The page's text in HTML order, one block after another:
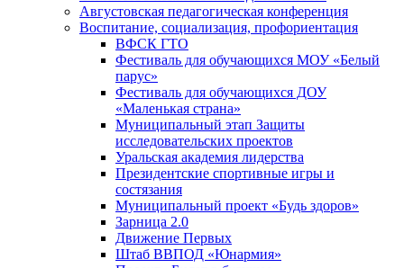
Августовская педагогическая конференция
Воспитание, социализация, профориентация
ВФСК ГТО
Фестиваль для обучающихся МОУ «Белый
парус»
Фестиваль для обучающихся ДОУ
«Маленькая страна»
Муниципальный этап Защиты
исследовательских проектов
Уральская академия лидерства
Президентские спортивные игры и
состязания
Муниципальный проект «Будь здоров»
Зарница 2.0
Движение Первых
Штаб ВВПОД «Юнармия»